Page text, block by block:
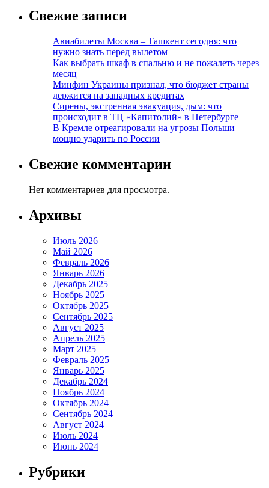
Свежие записи
Авиабилеты Москва – Ташкент сегодня: что
нужно знать перед вылетом
Как выбрать шкаф в спальню и не пожалеть через
месяц
Минфин Украины признал, что бюджет страны
держится на западных кредитах
Сирены, экстренная эвакуация, дым: что
происходит в ТЦ «Капитолий» в Петербурге
В Кремле отреагировали на угрозы Польши
мощно ударить по России
Свежие комментарии
Нет комментариев для просмотра.
Архивы
Июль 2026
Май 2026
Февраль 2026
Январь 2026
Декабрь 2025
Ноябрь 2025
Октябрь 2025
Сентябрь 2025
Август 2025
Апрель 2025
Март 2025
Февраль 2025
Январь 2025
Декабрь 2024
Ноябрь 2024
Октябрь 2024
Сентябрь 2024
Август 2024
Июль 2024
Июнь 2024
Рубрики